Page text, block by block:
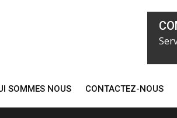
SOMMES NOUS CONTACTEZ-NOUS